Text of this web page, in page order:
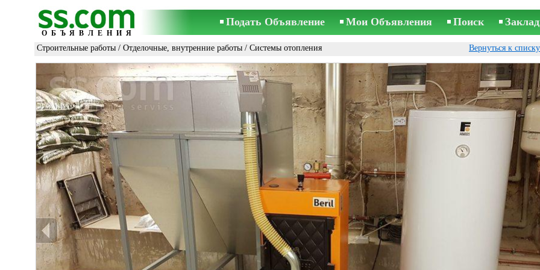
ОБЪЯВЛЕНИЯ
Подать Объявление Мои Объявления Поиск
Строительные работы / Отделочные, внутренние работы / Системы отопления Вернуться к